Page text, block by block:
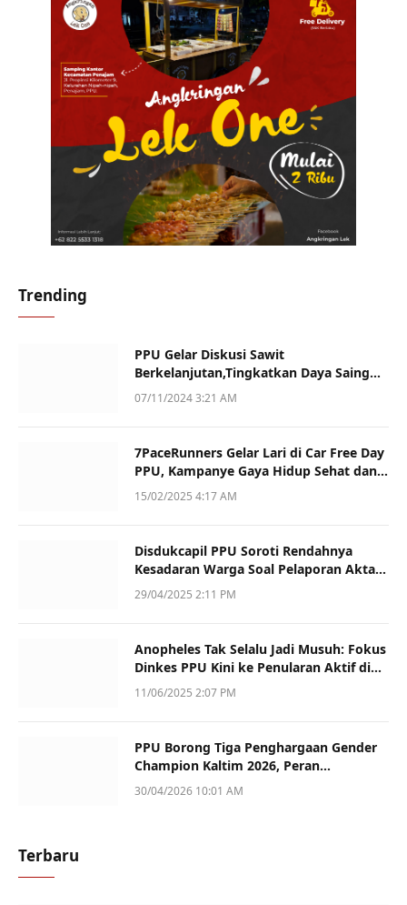
Trending
PPU Gelar Diskusi Sawit
Berkelanjutan,Tingkatkan Daya Saing
dan Kualitas
07/11/2024 3:21 AM
7PaceRunners Gelar Lari di Car Free Day
PPU, Kampanye Gaya Hidup Sehat dan
Dukung UMKM
15/02/2025 4:17 AM
Disdukcapil PPU Soroti Rendahnya
Kesadaran Warga Soal Pelaporan Akta
Kematian
29/04/2025 2:11 PM
Anopheles Tak Selalu Jadi Musuh: Fokus
Dinkes PPU Kini ke Penularan Aktif di
Sotek
11/06/2025 2:07 PM
PPU Borong Tiga Penghargaan Gender
Champion Kaltim 2026, Peran
Perempuan Jadi Sorotan
30/04/2026 10:01 AM
Terbaru